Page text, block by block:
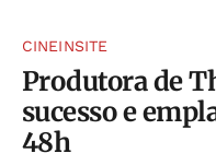
CINEINSITE
Produtora de
sucesso e
48h